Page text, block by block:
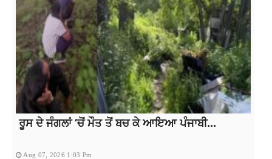
ਰੂਸ ਦੇ ਜੰਗਲਾਂ ‘ਚੋਂ ਮੌਤ ਤੋਂ ਬਚ ਕੇ ਆਇਆ ਪੰਜਾਬੀ...
Aug 07, 2026 1:03 Pm